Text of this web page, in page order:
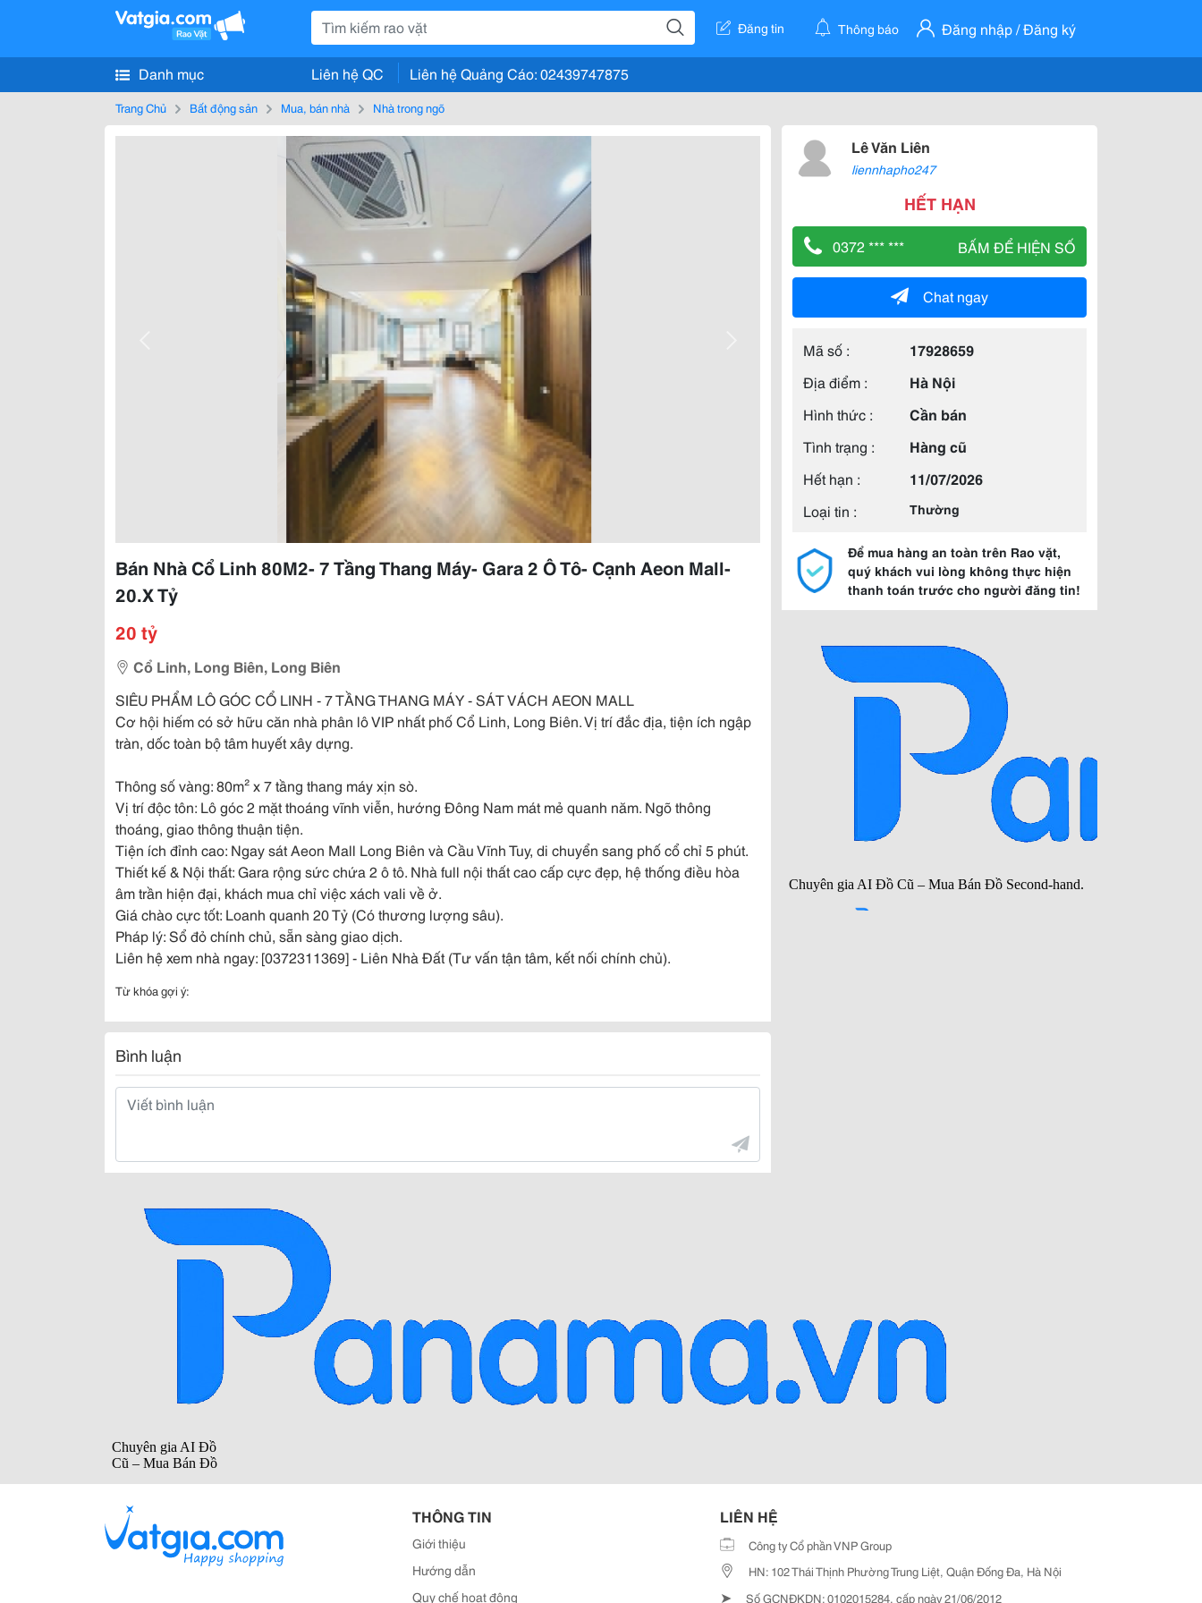
Đăng tin Thông báo Đăng nhập / Đăng ký
Danh mục Liên hệ QC Liên hệ Quảng Cáo: 02439747875
Trang Chủ Bất động sản Mua, bán nhà Nhà trong ngõ
Bán Nhà Cổ Linh 80M2- 7 Tầng Thang Máy- Gara 2 Ô Tô- Cạnh Aeon Mall-
20.X Tỷ
20 tỷ
Cổ Linh, Long Biên, Long Biên
SIÊU PHẨM LÔ GÓC CỔ LINH - 7 TẦNG THANG MÁY - SÁT VÁCH AEON MALL
Cơ hội hiếm có sở hữu căn nhà phân lô VIP nhất phố Cổ Linh, Long Biên. Vị trí đắc địa, tiện ích ngập
tràn, dốc toàn bộ tâm huyết xây dựng.
Thông số vàng: 80m² x 7 tầng thang máy xịn sò.
Vị trí độc tôn: Lô góc 2 mặt thoáng vĩnh viễn, hướng Đông Nam mát mẻ quanh năm. Ngõ thông
thoáng, giao thông thuận tiện.
Tiện ích đỉnh cao: Ngay sát Aeon Mall Long Biên và Cầu Vĩnh Tuy, di chuyển sang phố cổ chỉ 5 phút.
Thiết kế & Nội thất: Gara rộng sức chứa 2 ô tô. Nhà full nội thất cao cấp cực đẹp, hệ thống điều hòa
âm trần hiện đại, khách mua chỉ việc xách vali về ở.
Giá chào cực tốt: Loanh quanh 20 Tỷ (Có thương lượng sâu).
Pháp lý: Sổ đỏ chính chủ, sẵn sàng giao dịch.
Liên hệ xem nhà ngay: [0372311369] - Liên Nhà Đất (Tư vấn tận tâm, kết nối chính chủ).
Từ khóa gợi ý:
Bình luận
Lê Văn Liên
liennhapho247
HẾT HẠN
0372 *** *** BẤM ĐỂ HIỆN SỐ
Chat ngay
Mã số :
17928659
Địa điểm :
Hà Nội
Hình thức :
Cần bán
Tình trạng :
Hàng cũ
Hết hạn :
11/07/2026
Loại tin :
Thường
Để mua hàng an toàn trên Rao vặt,
quý khách vui lòng không thực hiện
thanh toán trước cho người đăng tin!
THÔNG TIN
Giới thiệu
Hướng dẫn
Quy chế hoạt động
LIÊN HỆ
Công ty Cổ phần VNP Group
HN: 102 Thái Thịnh Phường Trung Liệt, Quận Đống Đa, Hà Nội
➤ Số GCNĐKDN: 0102015284, cấp ngày 21/06/2012